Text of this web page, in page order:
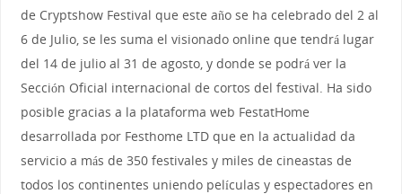
de Cryptshow Festival que este año se ha celebrado del 2 al
6 de Julio, se les suma el visionado online que tendrá lugar
del 14 de julio al 31 de agosto, y donde se podrá ver la
Sección Oficial internacional de cortos del festival. Ha sido
posible gracias a la plataforma web FestatHome
desarrollada por Festhome LTD que en la actualidad da
servicio a más de 350 festivales y miles de cineastas de
todos los continentes uniendo películas y espectadores en